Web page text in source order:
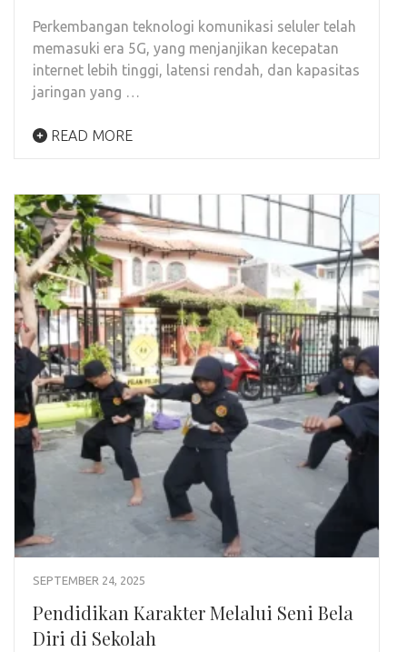
Perkembangan teknologi komunikasi seluler telah
memasuki era 5G, yang menjanjikan kecepatan
internet lebih tinggi, latensi rendah, dan kapasitas
jaringan yang …
READ MORE
SEPTEMBER 24, 2025
Pendidikan Karakter Melalui Seni Bela
Diri di Sekolah